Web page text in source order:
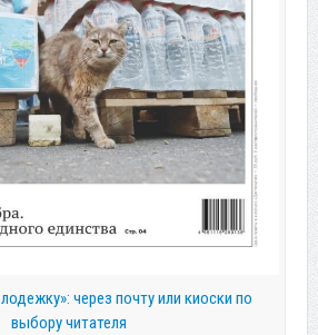
через почту или киоски по
выбору читателя